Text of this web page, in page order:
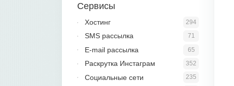
Сервисы
294
Хостинг
71
SMS рассылка
65
E-mail рассылка
352
Раскрутка Инстаграм
235
Социальные сети